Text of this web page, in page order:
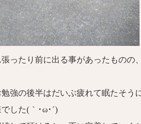
ったり前に出る事があったもの
強の後半はだいぶ疲れて眠たそう
した(｀･ω･´)ゞ